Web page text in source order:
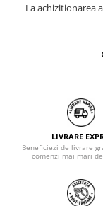
La achizitionarea
LIVRARE
Beneficiezi de livrare
comenzi mai mari